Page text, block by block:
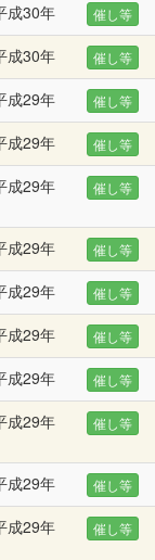
成30年
催し等
成30年
催し等
成29年
催し等
成29年
催し等
成29年
催し等
成29年
催し等
成29年
催し等
成29年
催し等
成29年
催し等
成29年
催し等
成29年
催し等
成29年
催し等